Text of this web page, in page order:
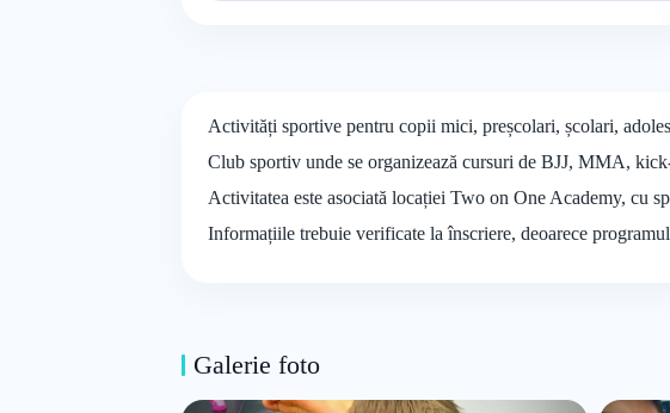
Activități sportive pentru copii mici, preșcolari, școlari,
Club sportiv unde se organizează cursuri de BJJ, MMA,
Activitatea este asociată locației Two on One Academy, cu
Informațiile trebuie verificate la înscriere, deoarece
Galerie foto